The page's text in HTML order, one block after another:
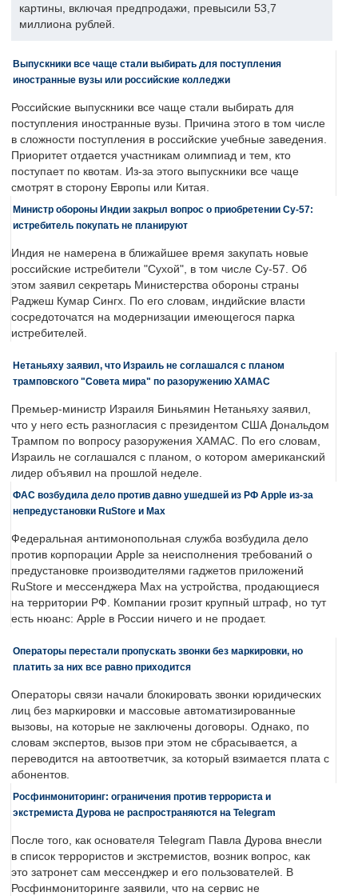
картины, включая предпродажи, превысили 53,7
миллиона рублей.
Выпускники все чаще стали выбирать для поступления
иностранные вузы или российские колледжи
Российские выпускники все чаще стали выбирать для
поступления иностранные вузы. Причина этого в том числе
в сложности поступления в российские учебные заведения.
Приоритет отдается участникам олимпиад и тем, кто
поступает по квотам. Из-за этого выпускники все чаще
смотрят в сторону Европы или Китая.
Министр обороны Индии закрыл вопрос о приобретении Су-57:
истребитель покупать не планируют
Индия не намерена в ближайшее время закупать новые
российские истребители "Сухой", в том числе Су-57. Об
этом заявил секретарь Министерства обороны страны
Раджеш Кумар Сингх. По его словам, индийские власти
сосредоточатся на модернизации имеющегося парка
истребителей.
Нетаньяху заявил, что Израиль не соглашался с планом
трамповского "Совета мира" по разоружению ХАМАС
Премьер-министр Израиля Биньямин Нетаньяху заявил,
что у него есть разногласия с президентом США Дональдом
Трампом по вопросу разоружения ХАМАС. По его словам,
Израиль не соглашался с планом, о котором американский
лидер объявил на прошлой неделе.
ФАС возбудила дело против давно ушедшей из РФ Apple из-за
непредустановки RuStore и Max
Федеральная антимонопольная служба возбудила дело
против корпорации Apple за неисполнения требований о
предустановке производителями гаджетов приложений
RuStore и мессенджера Max на устройства, продающиеся
на территории РФ. Компании грозит крупный штраф, но тут
есть нюанс: Apple в России ничего и не продает.
Операторы перестали пропускать звонки без маркировки, но
платить за них все равно приходится
Операторы связи начали блокировать звонки юридических
лиц без маркировки и массовые автоматизированные
вызовы, на которые не заключены договоры. Однако, по
словам экспертов, вызов при этом не сбрасывается, а
переводится на автоответчик, за который взимается плата с
абонентов.
Росфинмониторинг: ограничения против террориста и
экстремиста Дурова не распространяются на Telegram
После того, как основателя Telegram Павла Дурова внесли
в список террористов и экстремистов, возник вопрос, как
это затронет сам мессенджер и его пользователей. В
Росфинмониторинге заявили, что на сервис не